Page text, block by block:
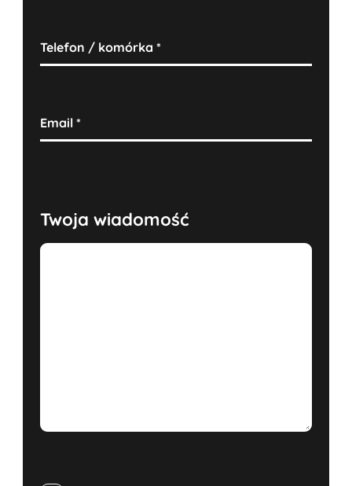
Telefon / komórka*
Email*
Twoja wiadomość